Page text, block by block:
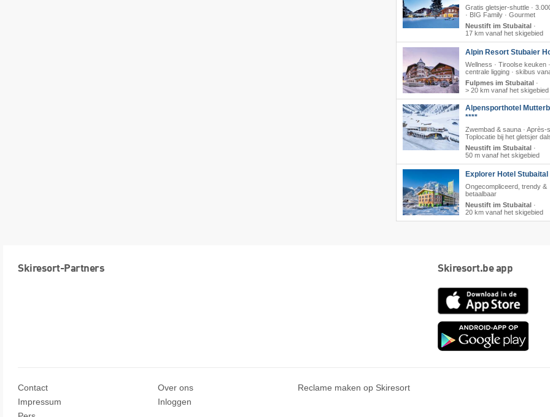
Gratis gletsjer-shuttle ·
· BIG Family · Gourmet
Neustift im Stubaital·
17 km vanaf het skigebied
Alpin Resort Stubaier
Wellness · Tiroolse keuken ·
centrale ligging · skibus
Fulpmes im Stubaital·
> 20 km vanaf het skigebied
Alpensporthotel
****
Zwembad & sauna · Après-
Toplocatie bij het gletsjer
Neustift im Stubaital·
50 m vanaf het skigebied
Explorer Hotel Stubaital
Ongecompliceerd, trendy &
betaalbaar
Neustift im Stubaital·
20 km vanaf het skigebied
Skiresort-Partners Skiresort.be app
App
Contact
Impressum
Over ons
Inloggen
Reclame maken op Skiresort